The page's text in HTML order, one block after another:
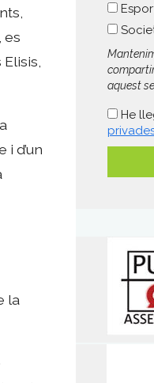
es
d’un
la
aquest
He